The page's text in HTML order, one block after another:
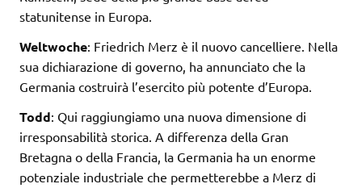
statunitense in Europa.
Weltwoche: Friedrich Merz è il nuovo cancelliere. Nella
sua dichiarazione di governo, ha annunciato che la
Germania costruirà l’esercito più potente d’Europa.
Todd: Qui raggiungiamo una nuova dimensione di
irresponsabilità storica. A differenza della Gran
Bretagna o della Francia, la Germania ha un enorme
potenziale industriale che permetterebbe a Merz di